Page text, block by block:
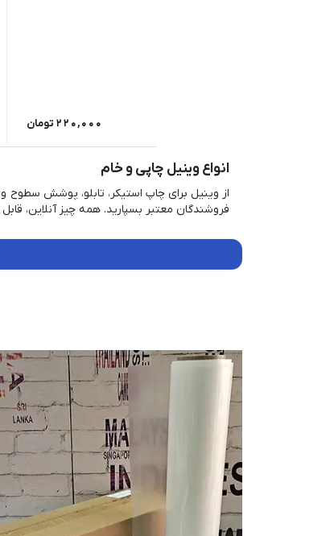
220,000 تومان
انواع وینیل چاپی و خام
از وینیل برای چاپ استیکر، تابلو، پوشش
فروشندگان معتبر بسپارید. همه چیز آنلاین،